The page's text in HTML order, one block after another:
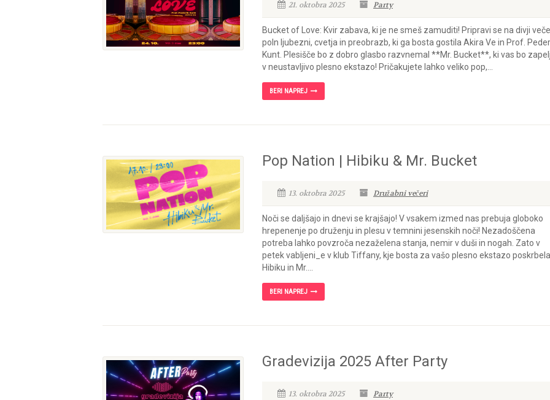
21. oktobra 2025 Party
Bucket of Love: Kvir zabava, ki je ne smeš zamuditi! Pripravi se na divji
poln ljubezni, cvetja in preobrazb, ki ga bosta gostila Akira Ve in Prof.
Kunt. Plesišče bo z dobro glasbo razvnemal **Mr. Bucket**, ki vas bo
v neustavljivo plesno ekstazo! Pričakujete lahko veliko pop,...
BERI NAPREJ
Pop Nation | Hibiku & Mr. Bucket
13. oktobra 2025 Družabni večeri
Noči se daljšajo in dnevi se krajšajo! V vsakem izmed nas prebuja globoko
hrepenenje po druženju in plesu v temnini jesenskih noči! Nezadoščena
potreba lahko povzroča nezaželena stanja, nemir v duši in nogah. Zato v
petek vabljeni_e v klub Tiffany, kje bosta za vašo plesno ekstazo poskrbela
Hibiku in Mr....
BERI NAPREJ
Gradevizija 2025 After Party
13. oktobra 2025 Party